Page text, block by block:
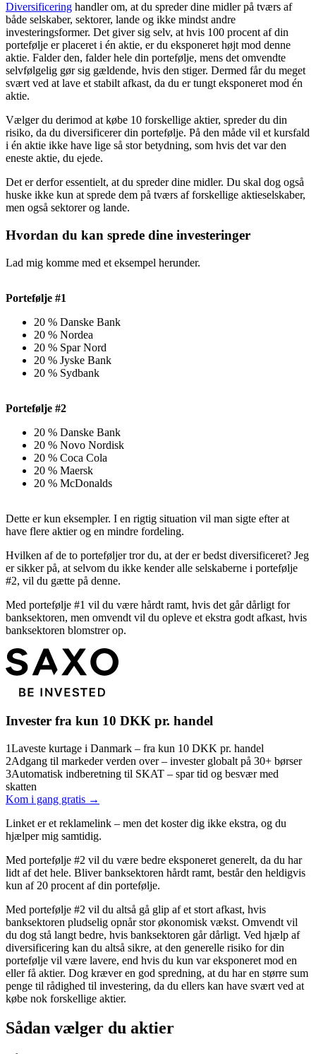
Diversificering handler om, at du spreder dine midler på tværs af
både selskaber, sektorer, lande og ikke mindst andre
investeringsformer. Det giver sig selv, at hvis 100 procent af din
portefølje er placeret i én aktie, er du eksponeret højt mod denne
aktie. Falder den, falder hele din portefølje, mens det omvendte
selvfølgelig gør sig gældende, hvis den stiger. Dermed får du meget
svært ved at lave et stabilt afkast, da du er tungt eksponeret mod én
aktie.
Vælger du derimod at købe 10 forskellige aktier, spreder du din
risiko, da du diversificerer din portefølje. På den måde vil et kursfald
i én aktie ikke have lige så stor betydning, som hvis det var den
eneste aktie, du ejede.
Det er derfor essentielt, at du spreder dine midler. Du skal dog også
huske ikke kun at sprede dem på tværs af forskellige aktieselskaber,
men også sektorer og lande.
Hvordan du kan sprede dine investeringer
Lad mig komme med et eksempel herunder.
Portefølje #1
20 % Danske Bank
20 % Nordea
20 % Spar Nord
20 % Jyske Bank
20 % Sydbank
Portefølje #2
20 % Danske Bank
20 % Novo Nordisk
20 % Coca Cola
20 % Maersk
20 % McDonalds
Dette er kun eksempler. I en rigtig situation vil man sigte efter at
have flere aktier og en mindre fordeling.
Hvilken af de to porteføljer tror du, at der er bedst diversificeret? Jeg
er sikker på, at selvom du ikke kender alle selskaberne i portefølje
#2, vil du gætte på denne.
Med portefølje #1 vil du være hårdt ramt, hvis det går dårligt for
banksektoren, men omvendt vil du opleve et ekstra godt afkast, hvis
banksektoren blomstrer op.
Invester fra kun 10 DKK pr. handel
1Laveste kurtage i Danmark – fra kun 10 DKK pr. handel
2Adgang til markeder verden over – invester globalt på 30+ børser
3Automatisk indberetning til SKAT – spar tid og besvær med
skatten
Kom i gang gratis →
Linket er et reklamelink – men det koster dig ikke ekstra, og du
hjælper mig samtidig.
Med portefølje #2 vil du være bedre eksponeret generelt, da du har
lidt af det hele. Bliver banksektoren hårdt ramt, består den heldigvis
kun af 20 procent af din portefølje.
Med portefølje #2 vil du altså gå glip af et stort afkast, hvis
banksektoren pludselig opnår stor økonomisk vækst. Omvendt vil
du dog stå langt bedre, hvis banksektoren går dårligt. Ved hjælp af
diversificering kan du altså sikre, at den generelle risiko for din
portefølje vil være lavere, end hvis du kun var eksponeret mod en
eller få aktier. Dog kræver en god spredning, at du har en større sum
penge til rådighed til investering, da du ellers kan have svært ved at
købe nok forskellige aktier.
Sådan vælger du aktier